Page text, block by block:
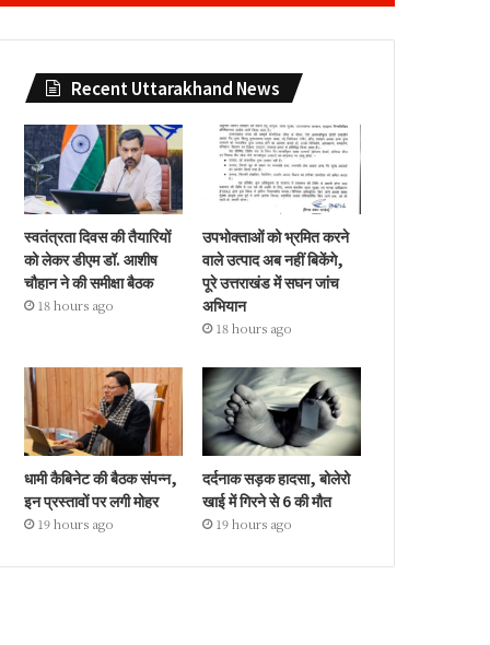
Recent Uttarakhand News
स्वतंत्रता दिवस की तैयारियों
को लेकर डीएम डॉ. आशीष
चौहान ने की समीक्षा बैठक
18 hours ago
उपभोक्ताओं को भ्रमित करने
वाले उत्पाद अब नहीं बिकेंगे,
पूरे उत्तराखंड में सघन जांच
अभियान
18 hours ago
धामी कैबिनेट की बैठक संपन्न,
इन प्रस्तावों पर लगी मोहर
19 hours ago
दर्दनाक सड़क हादसा, बोलेरो
खाई में गिरने से 6 की मौत
19 hours ago